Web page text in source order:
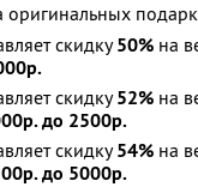
оригинальных
скидку50% на
скидку52% на
до 2500р.
скидку54% на
до 5000р.